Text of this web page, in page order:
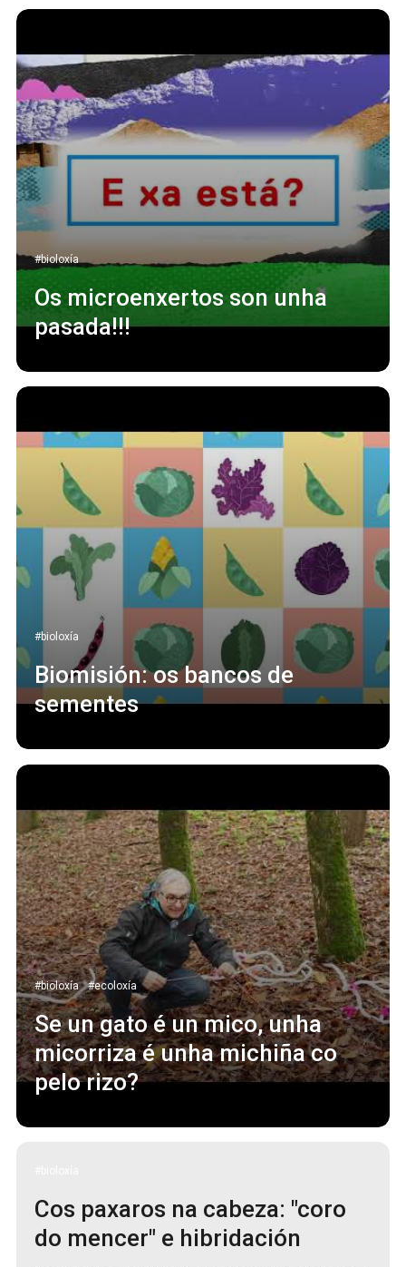
#bioloxía
Os microenxertos son unha
pasada!!!
#bioloxía
Biomisión: os bancos de
sementes
#bioloxía #ecoloxía
Se un gato é un mico, unha
micorriza é unha michiña co
pelo rizo?
Cos paxaros na cabeza: "coro
do mencer" e hibridación